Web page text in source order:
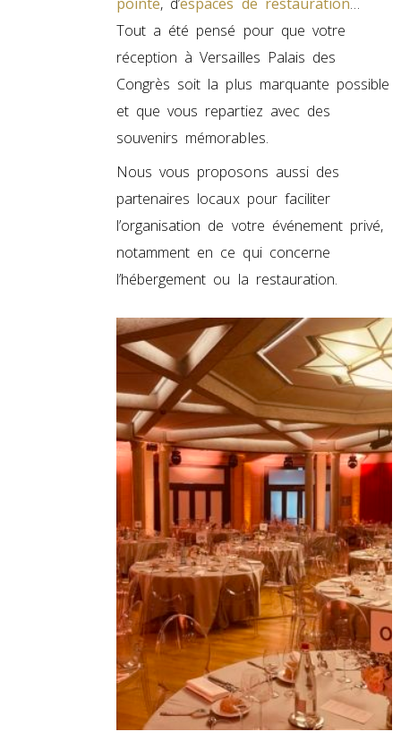
Tout a été pensé pour que votre
réception à Versailles Palais des
Congrès soit la plus marquante possible
et que vous repartiez avec des
souvenirs mémorables.
Nous vous proposons aussi des
partenaires locaux pour faciliter
l’organisation de votre événement privé,
notamment en ce qui concerne
l’hébergement ou la restauration.